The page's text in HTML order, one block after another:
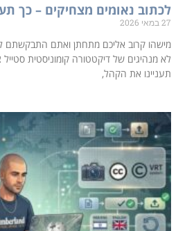
לכתוב נאומים מצחיקים – כך
27 במאי 2026
מישהו קרוב אליכם מתחתן ואתם התבקשתם
לא מנהיגים של דיקטטורה קומוניסטית
תעניינו את הקהל,